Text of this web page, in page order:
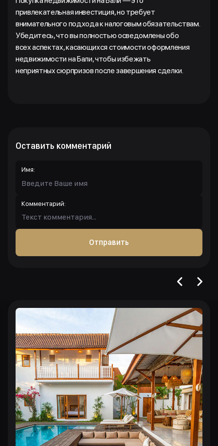
привлекательная инвестиция, но требует
внимательного подхода к налоговым обязательствам.
Убедитесь, что вы полностью осведомлены обо
всех аспектах, касающихся стоимости оформления
недвижимости на Бали, чтобы избежать
неприятных сюрпризов после завершения сделки.
Оставить комментарий
Имя:
Комментарий:
Отправить